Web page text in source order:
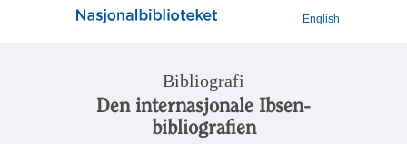
English
Bibliografi
Den internasjonale Ibsen-
bibliografien